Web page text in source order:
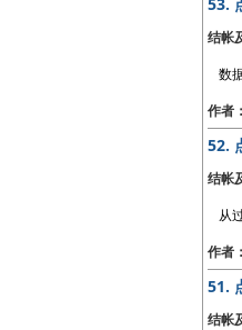
结帐
数
作者
52.
结帐
从
作者
51.
结帐